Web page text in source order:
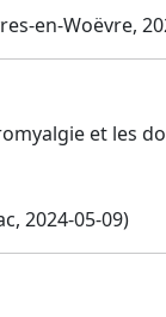
en-Woëvre,
et les
2024-05-09)